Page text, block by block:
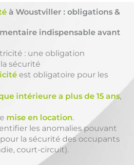
à Woustviller : obligations &
indispensable avant
: une obligation
sécurité
est obligatoire pour les
intérieure a plus de 15 ans,
mise en location.
les anomalies pouvant
la sécurité des occupants
court-circuit).